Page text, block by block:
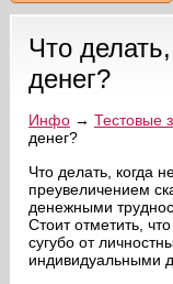
материалы
биржи
пользователи
эфир
на сайте
пользователей
по форуму
Что
денег?
Инфо→ Тестовые
денег?
Что делать, когда
преувеличением
денежными
Стоит отметить,
сугубо от
индивидуальными